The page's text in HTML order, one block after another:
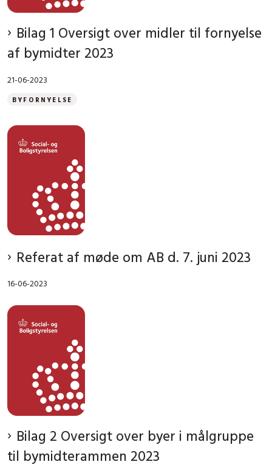
Bilag 1 Oversigt over midler til fornyelse
af bymidter 2023
21-06-2023
BYFORNYELSE
Referat af møde om AB d. 7. juni 2023
16-06-2023
Bilag 2 Oversigt over byer i målgruppe
til bymidterammen 2023